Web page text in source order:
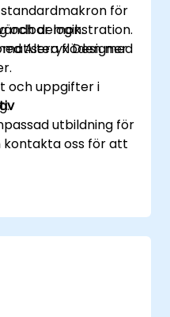
för
logik.
flöden med
och demonstration.
Alteryx Designer
och uppgifter i
utbildning för
kontakta oss för att